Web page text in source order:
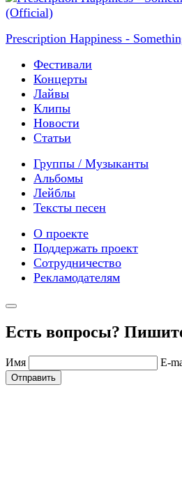
Prescription Happiness -
Фестивали
Концерты
Лайвы
Клипы
Новости
Статьи
Группы / Музыканты
Альбомы
Лейблы
Тексты песен
О проекте
Поддержать проект
Сотрудничество
Рекламодателям
Есть вопросы?
Имя E-